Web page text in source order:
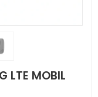
LTE MOBIL